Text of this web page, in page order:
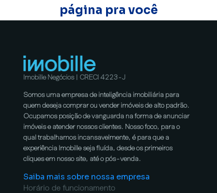
página pra você
Imobille Negócios | CRECI 4223-J
Somos uma empresa de inteligência imobiliária para
quem deseja comprar ou vender imóveis de alto padrão.
Ocupamos posição de vanguarda na forma de anunciar
imóveis e atender nossos clientes. Nosso foco, para o
qual trabalhamos incansavelmente, é para que a
experiência Imobille seja fluída, desde os primeiros
cliques em nosso site, até o pós-venda.
Saiba mais sobre nossa empresa
Horário de funcionamento